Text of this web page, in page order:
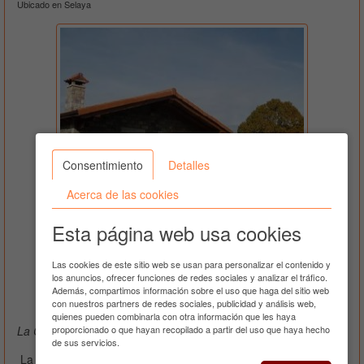
Ubicado en Selaya
Ver teléfono
9 Fotos
La Cabaña del Abuelo, Casa en alquiler integro - 8 plazas
La Cabaña del Abuelo es un
alojamiento cerca de Santillana
Consentimiento
Detalles
Acerca de las cookies
Esta página web usa cookies
Las cookies de este sitio web se usan para personalizar el contenido y
los anuncios, ofrecer funciones de redes sociales y analizar el tráfico.
Además, compartimos información sobre el uso que haga del sitio web
con nuestros partners de redes sociales, publicidad y análisis web,
quienes pueden combinarla con otra información que les haya
proporcionado o que hayan recopilado a partir del uso que haya hecho
de sus servicios.